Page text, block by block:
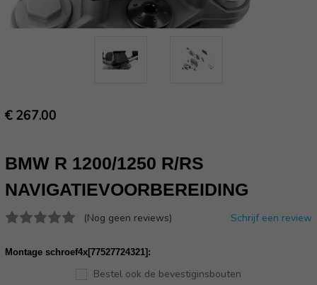
€ 267.00
BMW R 1200/1250 R/RS
NAVIGATIEVOORBEREIDING
(Nog geen reviews) Schrijf een review
Montage schroef4x[77527724321]:
Bestel ook de bevestiginsbouten